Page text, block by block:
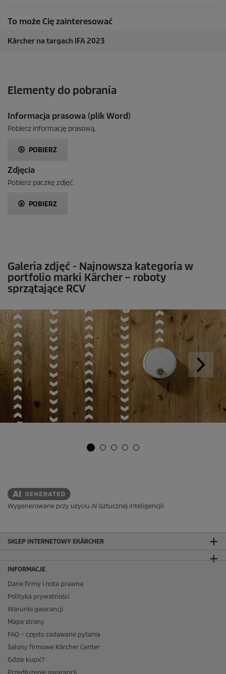
To może Cię zainteresować
Kärcher na targach IFA 2023
Elementy do pobrania
Informacja prasowa (plik Word)
Pobierz informację prasową.
POBIERZ
Zdjęcia
Pobierz paczkę zdjęć.
POBIERZ
Galeria zdjęć - Najnowsza kategoria w
portfolio marki Kärcher – roboty
sprzątające RCV
Wygenerowane przy użyciu AI (sztucznej inteligencji).
SKLEP INTERNETOWY EKÄRCHER
INFORMACJE
Dane firmy i nota prawna
Polityka prywatności
Warunki gwarancji
Mapa strony
FAQ – często zadawane pytania
Salony firmowe Kärcher Center
Gdzie kupić?
Przedłużenie gwarancji